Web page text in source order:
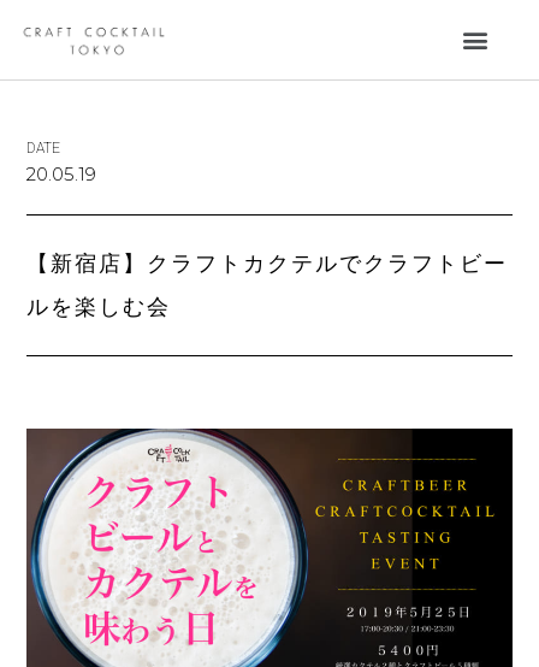
DATE
20.05.19
【新宿店】クラフトカクテルでクラフトビー
ルを楽しむ会